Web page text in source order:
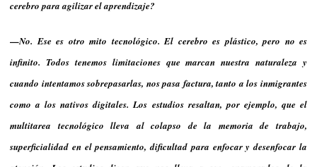
cerebro para agilizar el aprendizaje?
—No. Ese es otro mito tecnológico. El cerebro es plástico, pero no es
infinito. Todos tenemos limitaciones que marcan nuestra naturaleza y
cuando intentamos sobrepasarlas, nos pasa factura, tanto a los inmigrantes
como a los nativos digitales. Los estudios resaltan, por ejemplo, que el
multitarea tecnológico lleva al colapso de la memoria de trabajo,
superficialidad en el pensamiento, dificultad para enfocar y desenfocar la